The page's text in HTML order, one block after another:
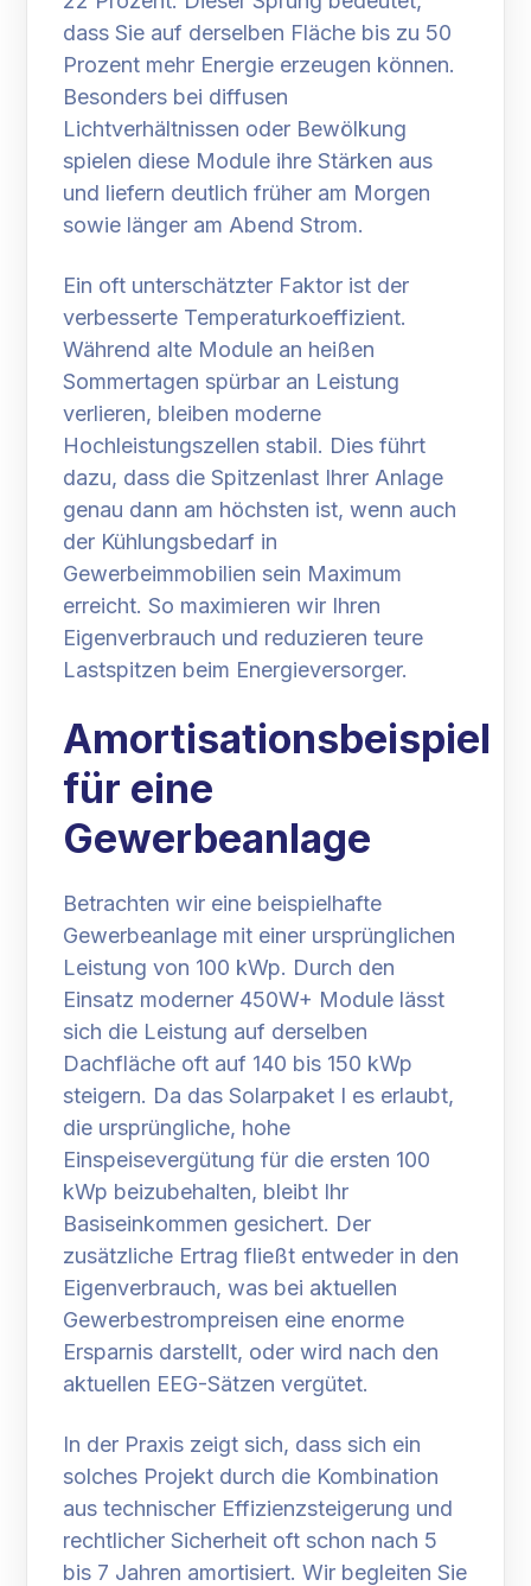
dass Sie auf derselben Fläche bis zu 50
Prozent mehr Energie erzeugen können.
Besonders bei diffusen
Lichtverhältnissen oder Bewölkung
spielen diese Module ihre Stärken aus
und liefern deutlich früher am Morgen
sowie länger am Abend Strom.
Ein oft unterschätzter Faktor ist der
verbesserte Temperaturkoeffizient.
Während alte Module an heißen
Sommertagen spürbar an Leistung
verlieren, bleiben moderne
Hochleistungszellen stabil. Dies führt
dazu, dass die Spitzenlast Ihrer Anlage
genau dann am höchsten ist, wenn auch
der Kühlungsbedarf in
Gewerbeimmobilien sein Maximum
erreicht. So maximieren wir Ihren
Eigenverbrauch und reduzieren teure
Lastspitzen beim Energieversorger.
Amortisationsbeispiel
für eine
Gewerbeanlage
Betrachten wir eine beispielhafte
Gewerbeanlage mit einer ursprünglichen
Leistung von 100 kWp. Durch den
Einsatz moderner 450W+ Module lässt
sich die Leistung auf derselben
Dachfläche oft auf 140 bis 150 kWp
steigern. Da das Solarpaket I es erlaubt,
die ursprüngliche, hohe
Einspeisevergütung für die ersten 100
kWp beizubehalten, bleibt Ihr
Basiseinkommen gesichert. Der
zusätzliche Ertrag fließt entweder in den
Eigenverbrauch, was bei aktuellen
Gewerbestrompreisen eine enorme
Ersparnis darstellt, oder wird nach den
aktuellen EEG-Sätzen vergütet.
In der Praxis zeigt sich, dass sich ein
solches Projekt durch die Kombination
aus technischer Effizienzsteigerung und
rechtlicher Sicherheit oft schon nach 5
bis 7 Jahren amortisiert. Wir begleiten Sie